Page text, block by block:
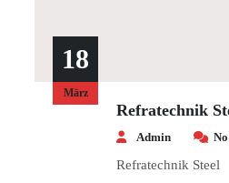
18
März
Refratechnik
Admin
Refratechnik Steel